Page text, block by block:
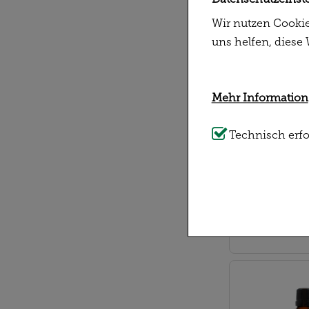
Wir nutzen
uns helfen, diese
Mehr Information
Technisch
diese nicht
Statistiken &
möglichst
Dritte wie z.B.
Technisch